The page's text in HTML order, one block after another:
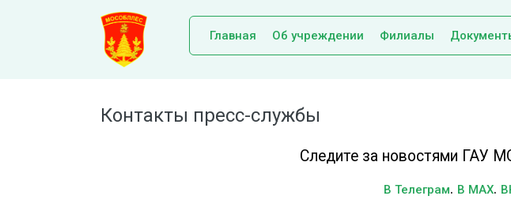
Главная Об учреждении Филиалы
Контакты пресс-службы
Следите за новостями ГАУ
В Телеграм. В MAX.